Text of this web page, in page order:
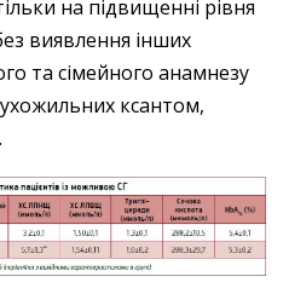
на підвищенні рівня
виявлення інших
та сімейного анамнезу
ксантом,